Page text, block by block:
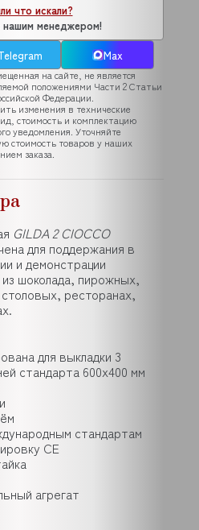
что искали?
нашим менеджером!
Max
на сайте, не является
положениями Части 2 Статьи
Федерации.
изменения в технические
стоимость и комплектацию
уведомления. Уточняйте
стоимость товаров у наших
заказа.
GILDA 2 CIOCCO
для поддержания в
и демонстрации
из шоколада, пирожных,
ресторанах,
для выкладки 3
стандарта 600х400 мм
стандартам
CE
агрегат